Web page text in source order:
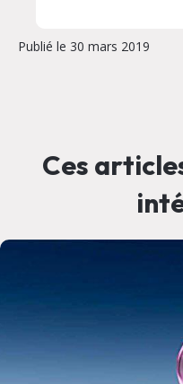
Publié le 30 mars 2019
Ces